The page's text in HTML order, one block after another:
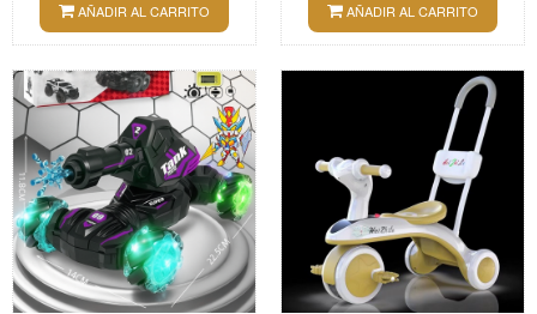
AÑADIR AL CARRITO AÑADIR AL CARRITO